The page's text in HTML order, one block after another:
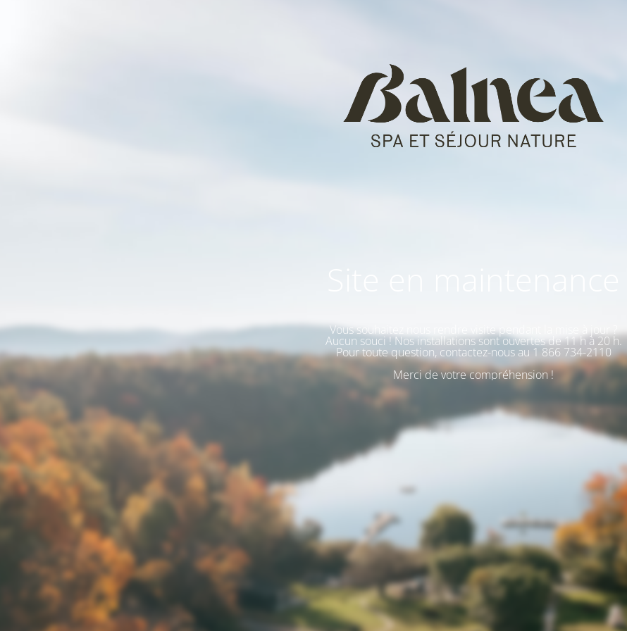
Vous souhaitez nous rendre visite pendant la mise à jour ?
Aucun souci ! Nos installations sont ouvertes de 11 h à 20 h.
Pour toute question, contactez-nous au 1 866 734-2110
Merci de votre compréhension !